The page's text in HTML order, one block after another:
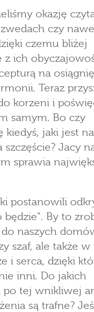
okazję
czy
czemu bliżej
z ich
na
Teraz
korzeni i
samym. Bo czy
kiedyś, jaki jest
szczęście? Jacy
sprawia
postanowili
będzie". By to
naszych
szaf, ale także w
i serca, dzięki
inni. Do jakich
tej wnikliwej
są trafne?